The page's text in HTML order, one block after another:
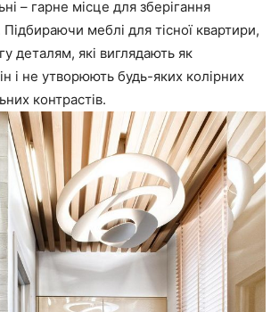
– гарне місце для зберігання
меблі для тісної квартири,
деталям, які виглядають як
і не утворюють будь-яких колірних
контрастів.